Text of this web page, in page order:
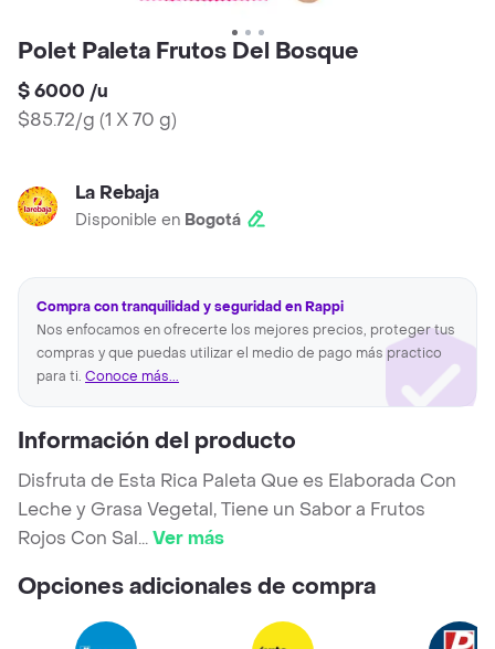
Polet Paleta Frutos Del Bosque
$ 6000 /u
$85.72/g (1 X 70 g)
La Rebaja
Disponible en Bogotá
Compra con tranquilidad y seguridad en Rappi
Nos enfocamos en ofrecerte los mejores precios, proteger tus
compras y que puedas utilizar el medio de pago más practico
para ti. Conoce más...
Información del producto
Disfruta de Esta Rica Paleta Que es Elaborada Con
Leche y Grasa Vegetal, Tiene un Sabor a Frutos
Rojos Con Sal...Ver más
Opciones adicionales de compra